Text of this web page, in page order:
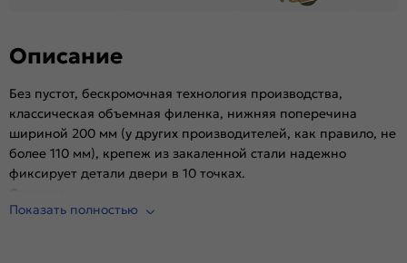
Описание
Без пустот, бескромочная технология производства,
классическая объемная филенка, нижняя поперечина
шириной 200 мм (у других производителей, как правило, не
более 110 мм), крепеж из закаленной стали надежно
фиксирует детали двери в 10 точках.
Показать полностью